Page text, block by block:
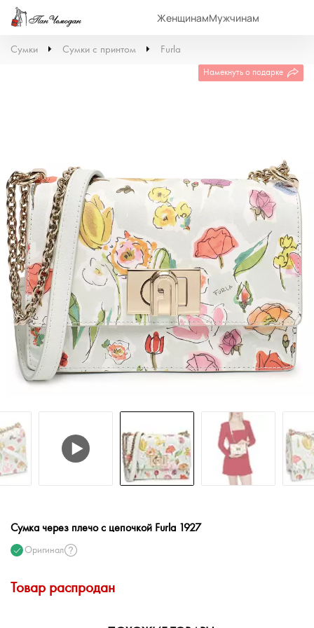
ЖенщинамМужчинам
Сумки Сумки с принтом Furla
Намекнуть о подарке
Сумка через плечо с цепочкой Furla 1927
Оригинал
Товар распродан